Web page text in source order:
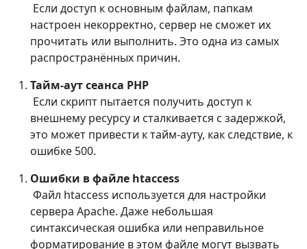
Если доступ к основным файлам, папкам
настроен некорректно, сервер не сможет их
прочитать или выполнить. Это одна из самых
распространённых причин.
Тайм-аут сеанса PHP
Если скрипт пытается получить доступ к
внешнему ресурсу и сталкивается с задержкой,
это может привести к тайм-ауту, как следствие, к
ошибке 500.
Ошибки в файле htaccess
Файл htaccess используется для настройки
сервера Apache. Даже небольшая
синтаксическая ошибка или неправильное
форматирование в этом файле могут вызвать